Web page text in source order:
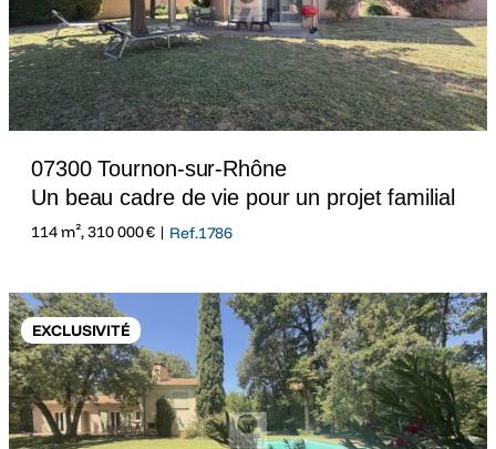
07300 Tournon-sur-Rhône
Un beau cadre de vie pour un projet familial
114 m², 310 000 € | Ref.1786
EXCLUSIVITÉ